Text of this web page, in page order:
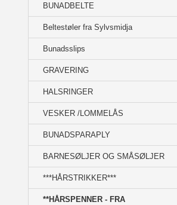
BUNADBELTE
Beltestøler fra Sylvsmidja
Bunadsslips
GRAVERING
HALSRINGER
VESKER /LOMMELÅS
BUNADSPARAPLY
BARNESØLJER OG SMÅSØLJER
***HÅRSTRIKKER***
**HÅRSPENNER - FRA